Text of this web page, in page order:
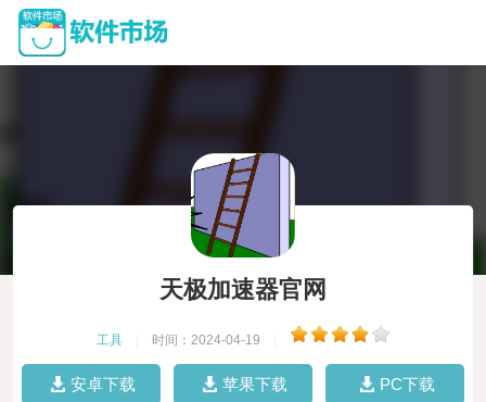
天极加速器官网
工具 时间：2024-04-19
安卓下载 苹果下载 PC下载